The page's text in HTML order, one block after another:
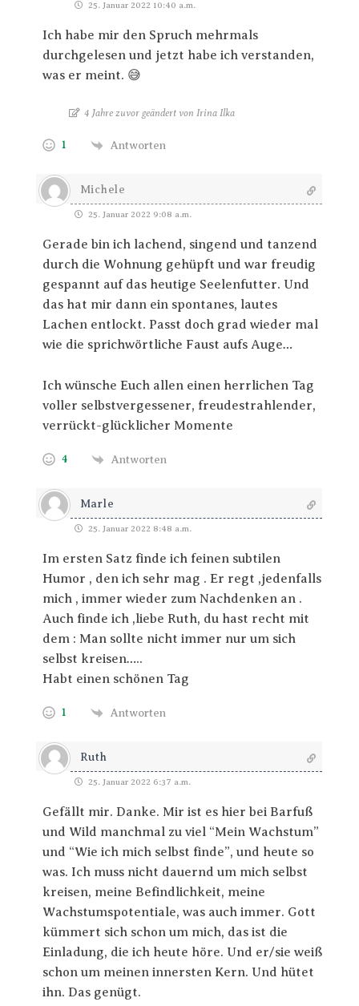
25. Januar 2022 10:40 a.m.
Ich habe mir den Spruch mehrmals
durchgelesen und jetzt habe ich verstanden,
was er meint. 😅
4 Jahre zuvor geändert von Irina Ilka
1 Antworten
Michele
25. Januar 2022 9:08 a.m.
Gerade bin ich lachend, singend und tanzend
durch die Wohnung gehüpft und war freudig
gespannt auf das heutige Seelenfutter. Und
das hat mir dann ein spontanes, lautes
Lachen entlockt. Passt doch grad wieder mal
wie die sprichwörtliche Faust aufs Auge…
Ich wünsche Euch allen einen herrlichen Tag
voller selbstvergessener, freudestrahlender,
verrückt-glücklicher Momente
4 Antworten
Marle
25. Januar 2022 8:48 a.m.
Im ersten Satz finde ich feinen subtilen
Humor , den ich sehr mag . Er regt ,jedenfalls
mich , immer wieder zum Nachdenken an .
Auch finde ich ,liebe Ruth, du hast recht mit
dem : Man sollte nicht immer nur um sich
selbst kreisen…..
Habt einen schönen Tag
1 Antworten
Ruth
25. Januar 2022 6:37 a.m.
Gefällt mir. Danke. Mir ist es hier bei Barfuß
und Wild manchmal zu viel “Mein Wachstum”
und “Wie ich mich selbst finde”, und heute so
was. Ich muss nicht dauernd um mich selbst
kreisen, meine Befindlichkeit, meine
Wachstumspotentiale, was auch immer. Gott
kümmert sich schon um mich, das ist die
Einladung, die ich heute höre. Und er/sie weiß
schon um meinen innersten Kern. Und hütet
ihn. Das genügt.